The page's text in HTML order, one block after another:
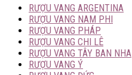
RƯỢU VANG ARGENTINA
RƯỢU VANG NAM PHI
RƯỢU VANG PHÁP
RƯỢU VANG CHI LÊ
RƯỢU VANG TÂY BAN NHA
RƯỢU VANG Ý